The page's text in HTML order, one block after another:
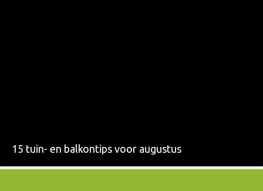
15 tuin- en balkontips voor augustus